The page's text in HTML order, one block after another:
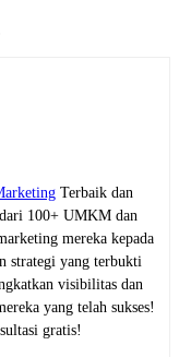
Terbaik dan
100+ UMKM dan
mereka kepada
strategi yang terbukti
visibilitas dan
yang telah sukses!
gratis!